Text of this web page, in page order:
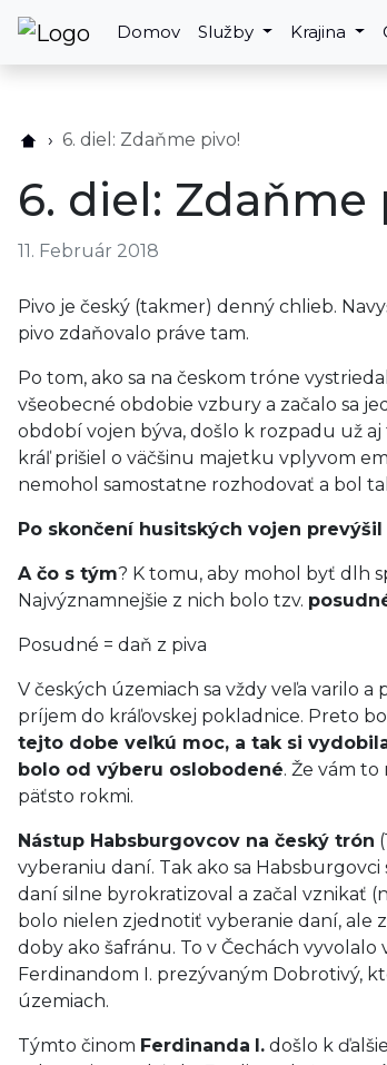
Domov Služby Krajina
6. diel: Zdaňme pivo!
6. diel: Zdaňme
11. Február 2018
Pivo je český (takmer) denný chlieb.
pivo zdaňovalo práve tam.
Po tom, ako sa na českom tróne
všeobecné obdobie vzbury a začalo sa
období vojen býva, došlo k rozpadu už
kráľ prišiel o väčšinu majetku vplyvom
nemohol samostatne rozhodovať a bol
Po skončení husitských vojen
A čo s tým? K tomu, aby mohol byť dlh
Najvýznamnejšie z nich bolo tzv.
Posudné = daň z piva
V českých územiach sa vždy veľa varilo
príjem do kráľovskej pokladnice. Preto
tejto dobe veľkú moc, a tak si
bolo od výberu oslobodené. Že vám
päťsto rokmi.
Nástup Habsburgovcov na český trón
vyberaniu daní. Tak ako sa
daní silne byrokratizoval a začal vznikať
bolo nielen zjednotiť vyberanie daní, ale
doby ako šafránu. To v Čechách
Ferdinandom I. prezývaným Dobrotivý,
územiach.
Týmto činom Ferdinanda I. došlo k